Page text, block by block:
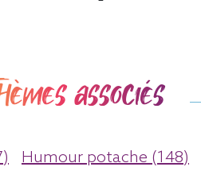
associés
Humour potache (148)